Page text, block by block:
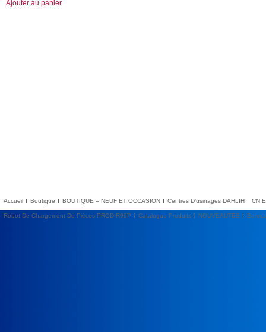
Ajouter au panier
Accueil Boutique BOUTIQUE – NEUF ET OCCASION Centres D’usinages DAHLIH CN
Robot De Chargement De Pièces PROD-R96P Catalogue Produits NOUVEAUTES